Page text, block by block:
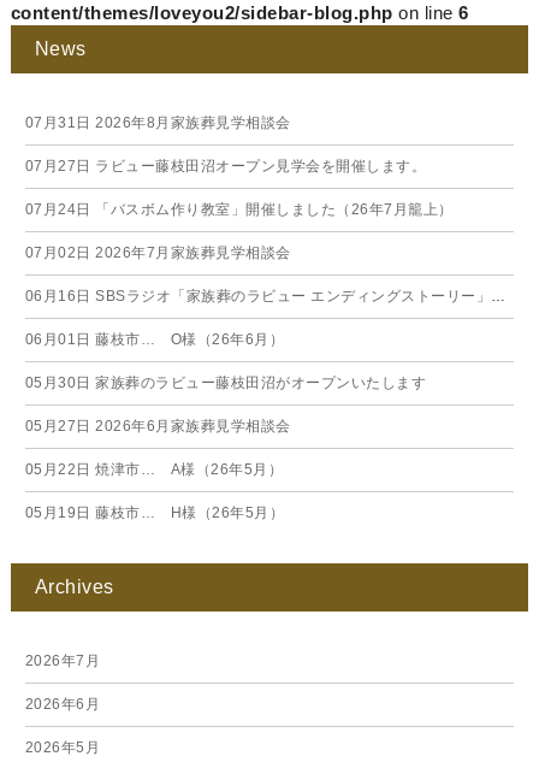
content/themes/loveyou2/sidebar-blog.php on line6
News
07月31日 2026年8月家族葬見学相談会
07月27日 ラビュー藤枝田沼オープン見学会を開催します。
07月24日 「バスボム作り教室」開催しました（26年7月籠上）
07月02日 2026年7月家族葬見学相談会
06月16日 SBSラジオ「家族葬のラビュー エンディングストーリー」に弊社スタッフが出演いたしました（26年6月）
06月01日 藤枝市… O様（26年6月）
05月30日 家族葬のラビュー藤枝田沼がオープンいたします
05月27日 2026年6月家族葬見学相談会
05月22日 焼津市… A様（26年5月）
05月19日 藤枝市… H様（26年5月）
Archives
2026年7月
2026年6月
2026年5月